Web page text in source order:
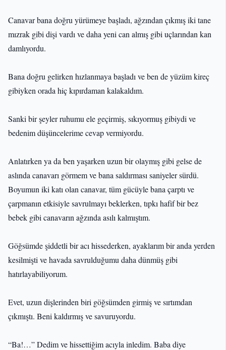
Canavar bana doğru yürümeye başladı, ağzından çıkmış iki tane
mızrak gibi dişi vardı ve daha yeni can almış gibi uçlarından kan
damlıyordu.
Bana doğru gelirken hızlanmaya başladı ve ben de yüzüm kireç
gibiyken orada hiç kıpırdaman kalakaldım.
Sanki bir şeyler ruhumu ele geçirmiş, sıkıyormuş gibiydi ve
bedenim düşüncelerime cevap vermiyordu.
Anlatırken ya da ben yaşarken uzun bir olaymış gibi gelse de
aslında canavarı görmem ve bana saldırması saniyeler sürdü.
Boyumun iki katı olan canavar, tüm gücüyle bana çarptı ve
çarpmanın etkisiyle savrulmayı beklerken, tıpkı hafif bir bez
bebek gibi canavarın ağzında asılı kalmıştım.
Göğsümde şiddetli bir acı hissederken, ayaklarım bir anda yerden
kesilmişti ve havada savrulduğumu daha dünmüş gibi
hatırlayabiliyorum.
Evet, uzun dişlerinden biri göğsümden girmiş ve sırtımdan
çıkmıştı. Beni kaldırmış ve savuruyordu.
“Ba!…” Dedim ve hissettiğim acıyla inledim. Baba diye